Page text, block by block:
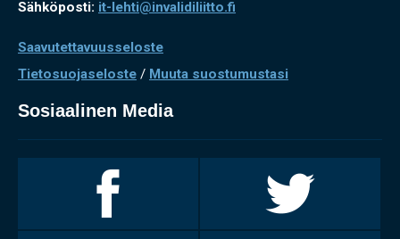
Sähköposti: it-lehti@invalidiliitto.fi
Saavutettavuusseloste
Tietosuojaseloste / Muuta suostumustasi
Sosiaalinen Media
Facebookissa
Twitterissä